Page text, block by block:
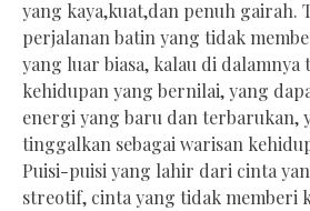
yang kaya,kuat,dan penuh gairah.
perjalanan batin yang tidak
yang luar biasa, kalau di dalamnya
kehidupan yang bernilai, yang
energi yang baru dan terbarukan,
tinggalkan sebagai warisan
Puisi-puisi yang lahir dari cinta
streotif, cinta yang tidak memberi